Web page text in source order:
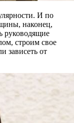
И по
наконец,
руководящие
строим свое
зависеть от